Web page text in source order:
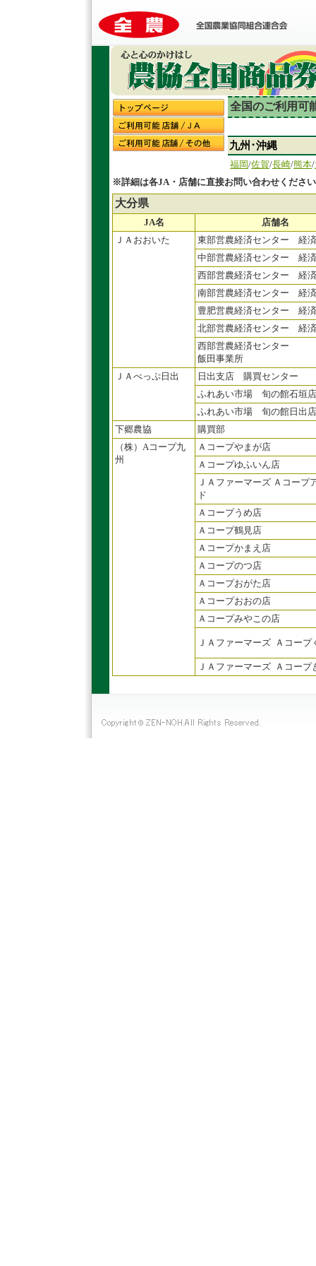
全国のご利用可
九州･沖縄
福岡/佐賀/長崎/熊本/
※詳細は各JA・店舗に直接お問い合わせくださ
大分県
JA名
店舗名
ＪＡおおいた
東部営農経済センター 経
中部営農経済センター 経
西部営農経済センター 経
南部営農経済センター 経
豊肥営農経済センター 経
北部営農経済センター 経
西部営農経済センター
飯田事業所
ＪＡべっぷ日出
日出支店 購買センター
ふれあい市場 旬の館石垣店
ふれあい市場 旬の館日出店
下郷農協
購買部
（株）Aコープ九
州
Ａコープやまが店
Ａコープゆふいん店
ＪＡファーマーズ Ａコープ
ド
Ａコープうめ店
Ａコープ鶴見店
Ａコープかまえ店
Ａコープのつ店
Ａコープおがた店
Ａコープおおの店
Ａコープみやこの店
ＪＡファーマーズ Ａコープ
ＪＡファーマーズ Ａコープ